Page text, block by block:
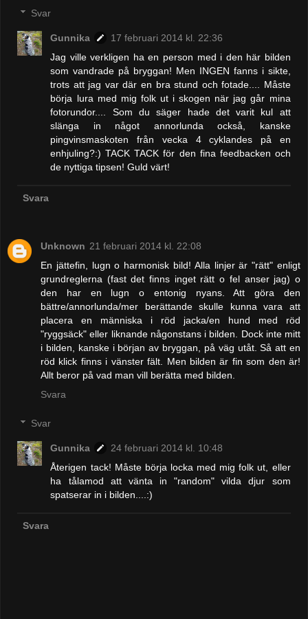
Svar
Gunnika
17 februari 2014 kl. 22:36
Jag ville verkligen ha en person med i den här bilden
som vandrade på bryggan! Men INGEN fanns i sikte,
trots att jag var där en bra stund och fotade.... Måste
börja lura med mig folk ut i skogen när jag går mina
fotorundor.... Som du säger hade det varit kul att
slänga in något annorlunda också, kanske
pingvinsmaskoten från vecka 4 cyklandes på en
enhjuling?:) TACK TACK för den fina feedbacken och
de nyttiga tipsen! Guld värt!
Svara
Unknown 21 februari 2014 kl. 22:08
En jättefin, lugn o harmonisk bild! Alla linjer är "rätt" enligt
grundreglerna (fast det finns inget rätt o fel anser jag) o
den har en lugn o entonig nyans. Att göra den
bättre/annorlunda/mer berättande skulle kunna vara att
placera en människa i röd jacka/en hund med röd
"ryggsäck" eller liknande någonstans i bilden. Dock inte mitt
i bilden, kanske i början av bryggan, på väg utåt. Så att en
röd klick finns i vänster fält. Men bilden är fin som den är!
Allt beror på vad man vill berätta med bilden.
Svara
Svar
Gunnika
24 februari 2014 kl. 10:48
Återigen tack! Måste börja locka med mig folk ut, eller
ha tålamod att vänta in "random" vilda djur som
spatserar in i bilden....:)
Svara